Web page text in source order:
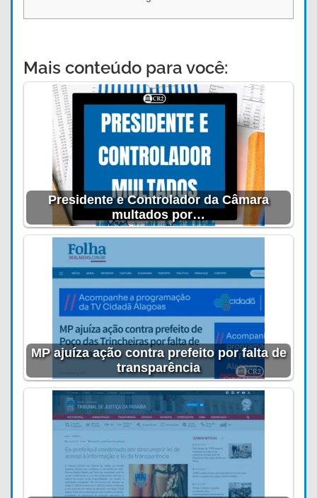
Mais conteúdo para você:
Presidente e Controlador da Câmara
multados por…
MP ajuíza ação contra prefeito por falta de
transparência